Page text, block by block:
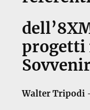
progetti
Walter Tripodi